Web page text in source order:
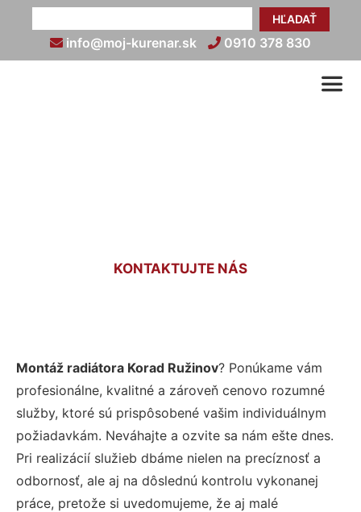
HĽADAŤ
info@moj-kurenar.sk 0910 378 830
KONTAKTUJTE NÁS
Montáž radiátora Korad Ružinov? Ponúkame vám
profesionálne, kvalitné a zároveň cenovo rozumné
služby, ktoré sú prispôsobené vašim individuálnym
požiadavkám. Neváhajte a ozvite sa nám ešte dnes.
Pri realizácií služieb dbáme nielen na precíznosť a
odbornosť, ale aj na dôslednú kontrolu vykonanej
práce, pretože si uvedomujeme, že aj malé